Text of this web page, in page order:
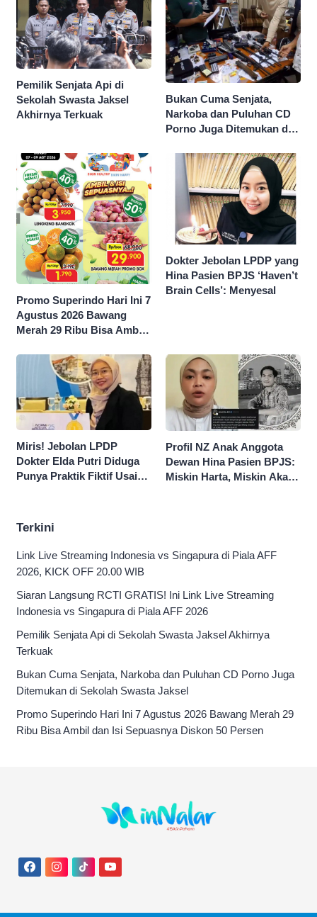
Pemilik Senjata Api di
Sekolah Swasta Jaksel
Akhirnya Terkuak
Bukan Cuma Senjata,
Narkoba dan Puluhan CD
Porno Juga Ditemukan di
Promo Superindo Hari Ini 7
Agustus 2026 Bawang
Merah 29 Ribu Bisa Ambil
50 Persen
Dokter Jebolan LPDP yang
Hina Pasien BPJS ‘Haven’t
Brain Cells’: Menyesal
Miris! Jebolan LPDP
Dokter Elda Putri Diduga
Punya Praktik Fiktif Usai
Profil NZ Anak Anggota
Dewan Hina Pasien BPJS:
Miskin Harta, Miskin Akal
Terkini
Link Live Streaming Indonesia vs Singapura di Piala AFF
2026, KICK OFF 20.00 WIB
Siaran Langsung RCTI GRATIS! Ini Link Live Streaming
Indonesia vs Singapura di Piala AFF 2026
Pemilik Senjata Api di Sekolah Swasta Jaksel Akhirnya
Terkuak
Bukan Cuma Senjata, Narkoba dan Puluhan CD Porno Juga
Ditemukan di Sekolah Swasta Jaksel
Promo Superindo Hari Ini 7 Agustus 2026 Bawang Merah 29
Ribu Bisa Ambil dan Isi Sepuasnya Diskon 50 Persen